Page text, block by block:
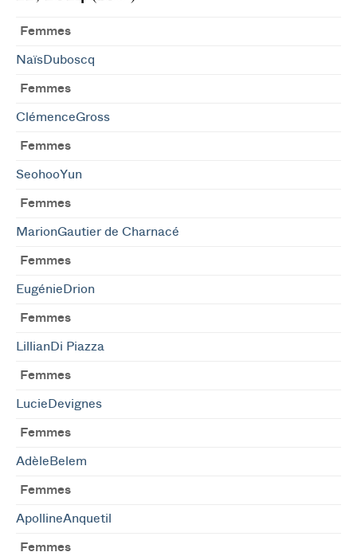
Femmes
NaïsDuboscq
Femmes
ClémenceGross
Femmes
SeohooYun
Femmes
MarionGautier de Charnacé
Femmes
EugénieDrion
Femmes
LillianDi Piazza
Femmes
LucieDevignes
Femmes
AdèleBelem
Femmes
ApollineAnquetil
Femmes